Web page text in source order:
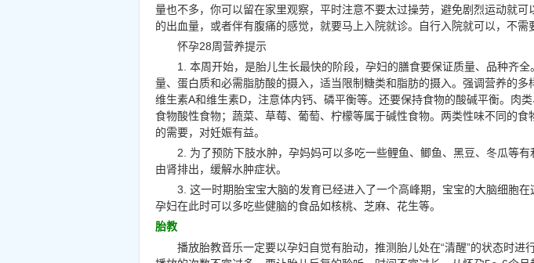
量也不多，你可以留在家里观察，平时注意不要太过操劳，避免剧烈运动就可
的出血量，或者伴有腹痛的感觉，就要马上入院就诊。自行入院就可以，不需
怀孕28周营养提示
1. 本周开始，是胎儿生长最快的阶段，孕妇的膳食要保证质量、品种齐
量、蛋白质和必需脂肪酸的摄入，适当限制糖类和脂肪的摄入。强调营养的多
维生素A和维生素D，注意体内钙、磷平衡等。还要保持食物的酸碱平衡。肉
食物酸性食物；蔬菜、草莓、葡萄、柠檬等属于碱性食物。两类性味不同的
的需要，对妊娠有益。
2. 为了预防下肢水肿，孕妈妈可以多吃一些鲤鱼、鲫鱼、黑豆、冬瓜等
由肾排出，缓解水肿症状。
3. 这一时期胎宝宝大脑的发育已经进入了一个高峰期，宝宝的大脑细胞在
孕妇在此时可以多吃些健脑的食品如核桃、芝麻、花生等。
胎教
播放胎教音乐一定要以孕妇自觉有胎动，推测胎儿处在“清醒”的状态时进